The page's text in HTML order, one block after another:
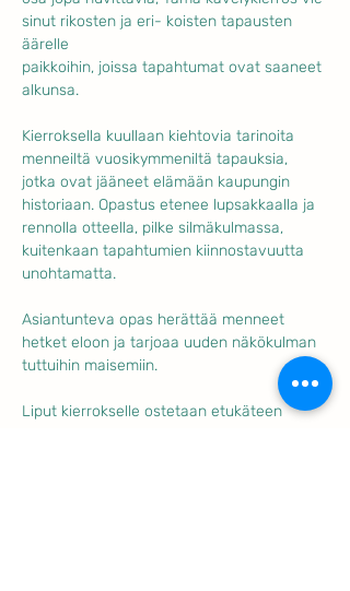
sinut rikosten ja eri- koisten tapausten
äärelle
paikkoihin, joissa tapahtumat ovat saaneet
alkunsa.
Kierroksella kuullaan kiehtovia tarinoita
menneiltä vuosikymmeniltä tapauksia,
jotka ovat jääneet elämään kaupungin
historiaan. Opastus etenee lupsakkaalla ja
rennolla otteella, pilke silmäkulmassa,
kuitenkaan tapahtumien kiinnostavuutta
unohtamatta.
Asiantunteva opas herättää menneet
hetket eloon ja tarjoaa uuden näkökulman
tuttuihin maisemiin.
Liput kierrokselle ostetaan etukäteen